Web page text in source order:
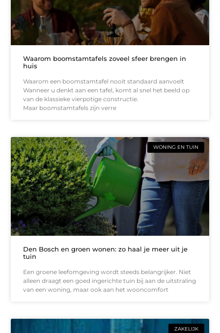
Waarom boomstamtafels zoveel sfeer brengen in
huis
Waarom een boomstamtafel nooit standaard aanvoelt
Wanneer u denkt aan een tafel, komt al snel het beeld op
van de klassieke vierpotige constructie.
Maar boomstamtafels zijn verre
WONING EN TUIN
Den Bosch en groen wonen: zo haal je meer uit je
tuin
Een groene leefomgeving wordt steeds belangrijker. Niet
alleen draagt een goed ingerichte tuin bij aan de uitstraling
van een woning, maar ook aan het wooncomfort
ZAKELIJK